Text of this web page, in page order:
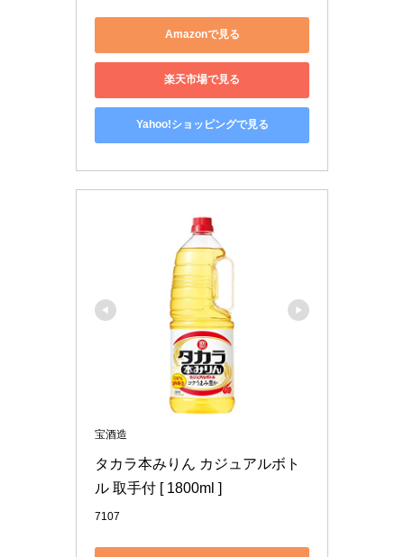
Amazonで見る
楽天市場で見る
Yahoo!ショッピングで見る
宝酒造
タカラ本みりん カジュアルボト
ル 取手付 [ 1800ml ]
7107